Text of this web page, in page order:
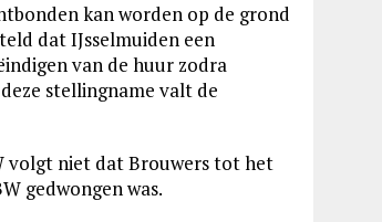
kan worden op de grond
dat IJsselmuiden een
van de huur zodra
stellingname valt de
volgt niet dat Brouwers tot het
gedwongen was.